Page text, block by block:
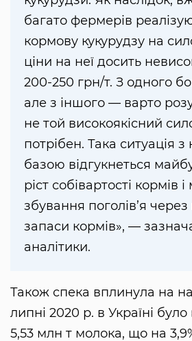
багато фермерів
кормову кукурудзу на
ціни на неї досить
200-250 грн/т. З одного
але з іншого — варто
не той високоякісний
потрібен. Така ситуація
базою відгукнеться
ріст собівартості кормів
збування поголів’я через
запаси кормів», —
аналітики.
Також спека вплинула на
липні 2020 р. в Україні
5,53 млн т молока, що на